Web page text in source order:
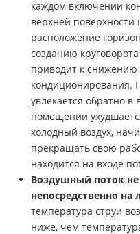
каждом включении
верхней поверхности
расположение
созданию
приводит к снижению
кондиционирования.
увлекается обратно в
помещении
холодный воздух,
прекращать свою
находится на входе
Воздушный поток
непосредственно на
температура струи
ниже, чем